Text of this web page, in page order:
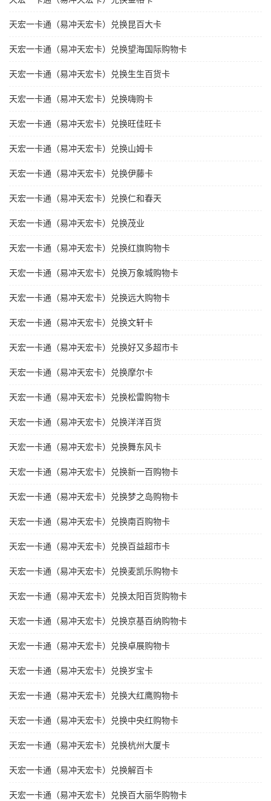
天宏一卡通（易冲天宏卡）兑换昆百大卡
天宏一卡通（易冲天宏卡）兑换望海国际购物卡
天宏一卡通（易冲天宏卡）兑换生生百货卡
天宏一卡通（易冲天宏卡）兑换嗨购卡
天宏一卡通（易冲天宏卡）兑换旺佳旺卡
天宏一卡通（易冲天宏卡）兑换山姆卡
天宏一卡通（易冲天宏卡）兑换伊藤卡
天宏一卡通（易冲天宏卡）兑换仁和春天
天宏一卡通（易冲天宏卡）兑换茂业
天宏一卡通（易冲天宏卡）兑换红旗购物卡
天宏一卡通（易冲天宏卡）兑换万象城购物卡
天宏一卡通（易冲天宏卡）兑换远大购物卡
天宏一卡通（易冲天宏卡）兑换文轩卡
天宏一卡通（易冲天宏卡）兑换好又多超市卡
天宏一卡通（易冲天宏卡）兑换摩尔卡
天宏一卡通（易冲天宏卡）兑换松雷购物卡
天宏一卡通（易冲天宏卡）兑换洋洋百货
天宏一卡通（易冲天宏卡）兑换舞东风卡
天宏一卡通（易冲天宏卡）兑换新一百购物卡
天宏一卡通（易冲天宏卡）兑换梦之岛购物卡
天宏一卡通（易冲天宏卡）兑换南百购物卡
天宏一卡通（易冲天宏卡）兑换百益超市卡
天宏一卡通（易冲天宏卡）兑换麦凯乐购物卡
天宏一卡通（易冲天宏卡）兑换太阳百货购物卡
天宏一卡通（易冲天宏卡）兑换京基百纳购物卡
天宏一卡通（易冲天宏卡）兑换卓展购物卡
天宏一卡通（易冲天宏卡）兑换岁宝卡
天宏一卡通（易冲天宏卡）兑换大红鹰购物卡
天宏一卡通（易冲天宏卡）兑换中央红购物卡
天宏一卡通（易冲天宏卡）兑换杭州大厦卡
天宏一卡通（易冲天宏卡）兑换解百卡
天宏一卡通（易冲天宏卡）兑换百大丽华购物卡